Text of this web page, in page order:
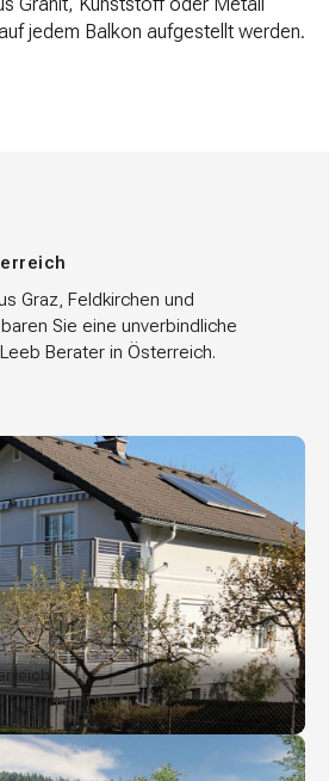
jedem Balkon aufgestellt werden.
Graz, Feldkirchen und
Sie eine unverbindliche
Berater in Österreich.